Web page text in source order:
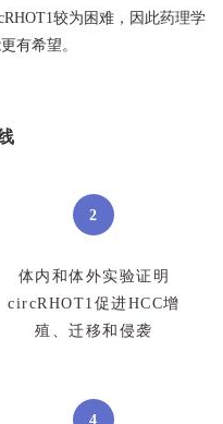
较为困难，因此药理学
有希望。
2
体内和体外实验证明
circRHOT1促进HCC增
殖、迁移和侵袭
4